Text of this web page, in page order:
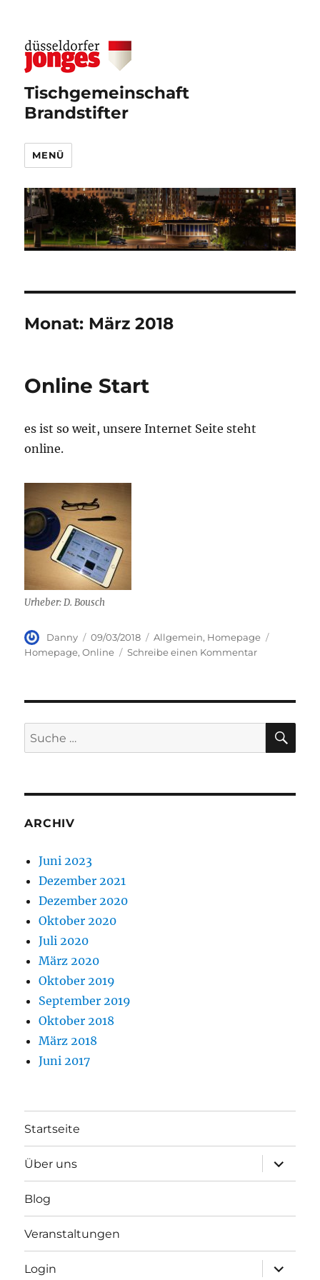
Tischgemeinschaft
Brandstifter
MENÜ
Monat: März 2018
Online Start
es ist so weit, unsere Internet Seite steht
online.
Urheber: D. Bousch
Autor
Danny
Veröffentlicht
am
09/03/2018 Kategorien
Allgemein, Homepage
Homepage,Online Schreibe einen Kommentarzu
Suche
nach:
ARCHIV
Juni 2023
Dezember 2021
Dezember 2020
Oktober 2020
Juli 2020
März 2020
Oktober 2019
September 2019
Oktober 2018
März 2018
Juni 2017
Startseite
Über uns
anzeigen
Blog
Veranstaltungen
Login
anzeigen